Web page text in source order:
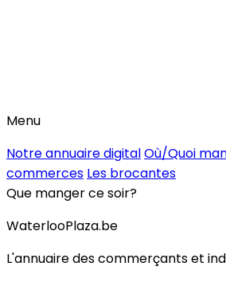
Menu
Notre annuaire digitalOù/Quoi
commerces Les brocantes
Que manger ce soir?
WaterlooPlaza.be
L'annuaire des commerçants et